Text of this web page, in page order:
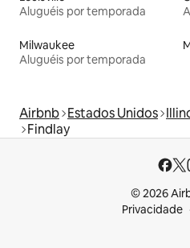
Aluguéis por temporada
Milwaukee
Aluguéis por temporada
Airbnb Estados Unidos
Findlay
© 2026
Privacidade